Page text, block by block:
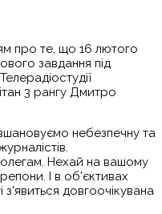
про те, що 16 лютого
завдання під
3 рангу Дмитро
небезпечну та
Нехай на вашому
І в об’єктивах
довгоочікувана